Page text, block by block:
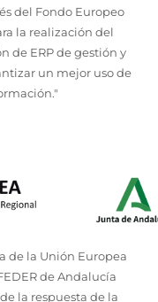
del Fondo Europeo
la realización del
de ERP de gestión y
un mejor uso de
de la Unión Europea
de Andalucía
la respuesta de la